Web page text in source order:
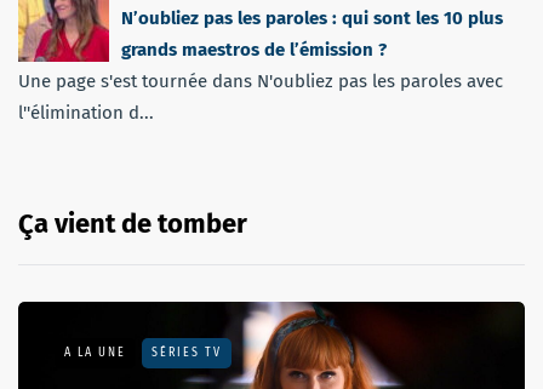
N’oubliez pas les paroles : qui sont les 10 plus
grands maestros de l’émission ?
Une page s'est tournée dans N'oubliez pas les paroles avec
l''élimination d...
Ça vient de tomber
A LA UNE SÉRIES TV